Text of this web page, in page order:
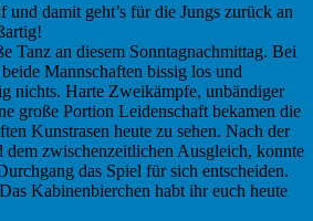
damit geht’s für die Jungs zurück an
Tanz an diesem Sonntagnachmittag. Bei
Mannschaften bissig los und
nichts. Harte Zweikämpfe, unbändiger
große Portion Leidenschaft bekamen die
Kunstrasen heute zu sehen. Nach der
zwischenzeitlichen Ausgleich, konnte
das Spiel für sich entscheiden.
Kabinenbierchen habt ihr euch heute